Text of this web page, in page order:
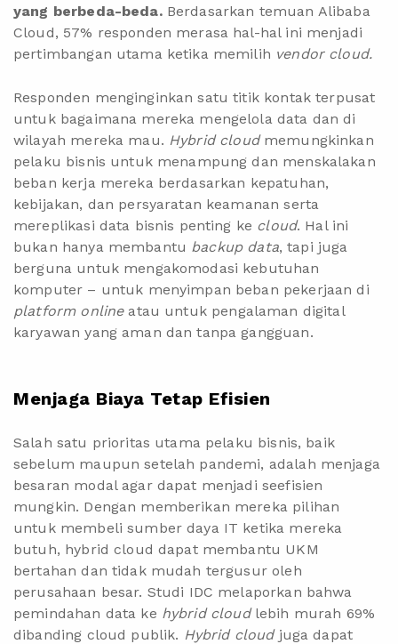
yang berbeda-beda.Berdasarkan temuan Alibaba
Cloud, 57% responden merasa hal-hal ini menjadi
pertimbangan utama ketika memilih vendor cloud.
Responden menginginkan satu titik kontak terpusat
untuk bagaimana mereka mengelola data dan di
wilayah mereka mau. Hybrid cloudmemungkinkan
pelaku bisnis untuk menampung dan menskalakan
beban kerja mereka berdasarkan kepatuhan,
kebijakan, dan persyaratan keamanan serta
mereplikasi data bisnis penting ke cloud. Hal ini
bukan hanya membantu backup data, tapi juga
berguna untuk mengakomodasi kebutuhan
komputer – untuk menyimpan beban pekerjaan di
platform onlineatau untuk pengalaman digital
karyawan yang aman dan tanpa gangguan.
Menjaga Biaya Tetap Efisien
Salah satu prioritas utama pelaku bisnis, baik
sebelum maupun setelah pandemi, adalah menjaga
besaran modal agar dapat menjadi seefisien
mungkin. Dengan memberikan mereka pilihan
untuk membeli sumber daya IT ketika mereka
butuh, hybrid cloud dapat membantu UKM
bertahan dan tidak mudah tergusur oleh
perusahaan besar. Studi IDC melaporkan bahwa
pemindahan data ke hybrid cloudlebih murah 69%
dibanding cloud publik. Hybrid cloudjuga dapat